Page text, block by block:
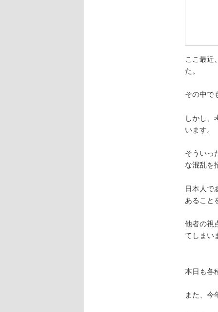
ここ最近
た。
その中で
しかし、
います。
そういっ
な混乱を
日本人で
あること
他者の視
てしまい
本日も各
また、今